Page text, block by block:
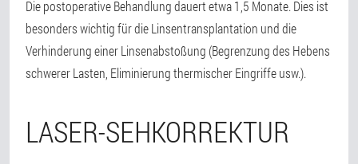
Die postoperative Behandlung dauert etwa 1,5 Monate. Dies ist
besonders wichtig für die Linsentransplantation und die
Verhinderung einer Linsenabstoßung (Begrenzung des Hebens
schwerer Lasten, Eliminierung thermischer Eingriffe usw.).
LASER-SEHKORREKTUR